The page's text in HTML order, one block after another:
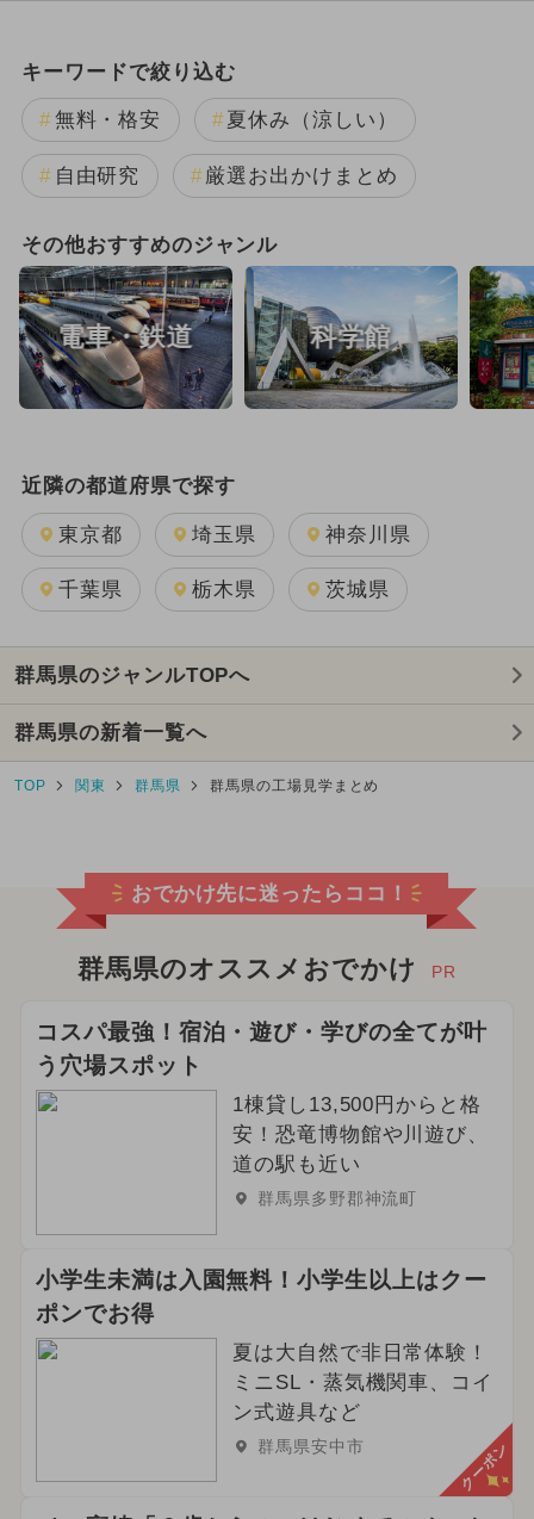
キーワードで絞り込む
無料・格安 夏休み（涼しい）
自由研究 厳選お出かけまとめ
その他おすすめのジャンル
電車・鉄道 科学館
近隣の都道府県で探す
東京都 埼玉県 神奈川県
千葉県 栃木県 茨城県
群馬県のジャンルTOPへ
群馬県の新着一覧へ
TOP 関東 群馬県 群馬県の工場見学まとめ
おでかけ先に迷ったらココ！
群馬県のオススメおでかけ PR
コスパ最強！宿泊・遊び・学びの全てが叶
う穴場スポット
1棟貸し13,500円からと格
安！恐竜博物館や川遊び、
道の駅も近い
群馬県多野郡神流町
小学生未満は入園無料！小学生以上はクー
ポンでお得
夏は大自然で非日常体験！
ミニSL・蒸気機関車、コイ
ン式遊具など
群馬県安中市 クーポン